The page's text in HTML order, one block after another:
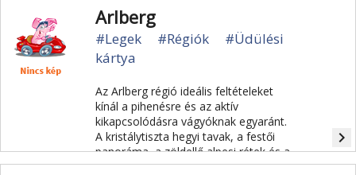
Arlberg
#Legek #Régiók
#Üdülési
kártya
Az Arlberg régió ideális feltételeket
kínál a pihenésre és az aktív
kikapcsolódásra vágyóknak egyaránt.
A kristálytiszta hegyi tavak, a festői
panoráma, a zöldellő alpesi rétek és a
sziklás hegyhátak nagyszerű kulisszát
navigate_next